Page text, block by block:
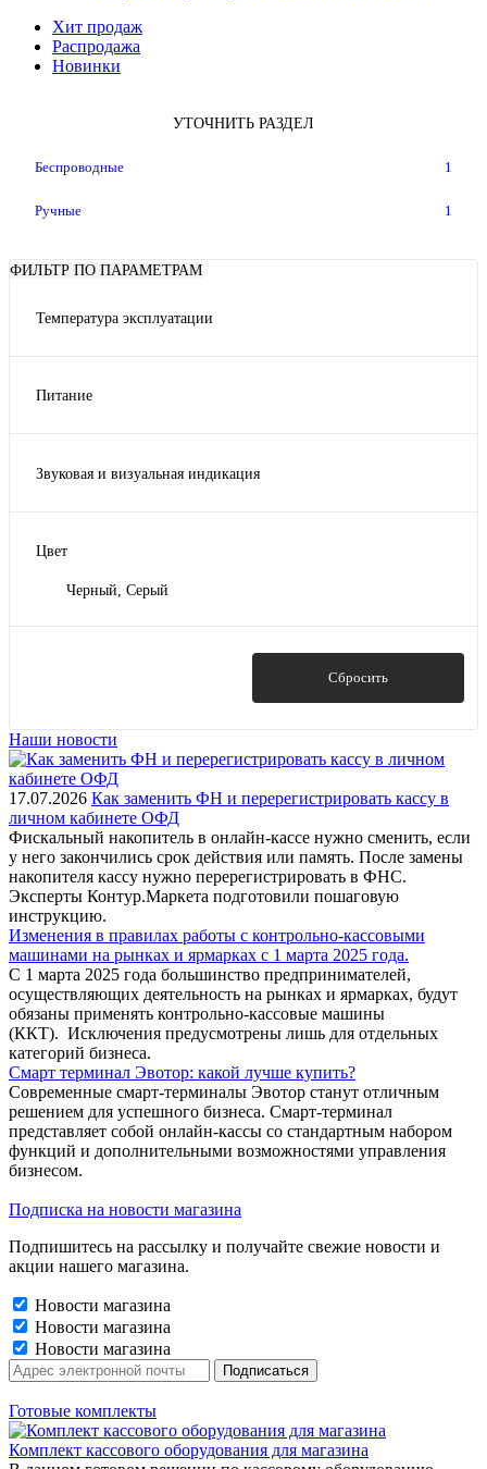
Хит продаж
Распродажа
Новинки
УТОЧНИТЬ РАЗДЕЛ
Беспроводные 1
Ручные 1
ФИЛЬТР ПО ПАРАМЕТРАМ
Температура эксплуатации
Питание
Звуковая и визуальная индикация
Цвет
Черный, Серый
Сбросить
Наши новости
17.07.2026 Как заменить ФН и перерегистрировать кассу в
личном кабинете ОФД
Фискальный накопитель в онлайн-кассе нужно сменить, если
у него закончились срок действия или память. После замены
накопителя кассу нужно перерегистрировать в ФНС.
Эксперты Контур.Маркета подготовили пошаговую
инструкцию.
Изменения в правилах работы с контрольно-кассовыми
машинами на рынках и ярмарках с 1 марта 2025 года.
С 1 марта 2025 года большинство предпринимателей,
осуществляющих деятельность на рынках и ярмарках, будут
обязаны применять контрольно-кассовые машины
(ККТ). Исключения предусмотрены лишь для отдельных
категорий бизнеса.
Смарт терминал Эвотор: какой лучше купить?
Современные смарт-терминалы Эвотор станут отличным
решением для успешного бизнеса. Смарт-терминал
представляет собой онлайн-кассы со стандартным набором
функций и дополнительными возможностями управления
бизнесом.
Подписка на новости магазина
Подпишитесь на рассылку и получайте свежие новости и
акции нашего магазина.
Новости магазина
Новости магазина
Новости магазина
Готовые комплекты
Комплект кассового оборудования для магазина